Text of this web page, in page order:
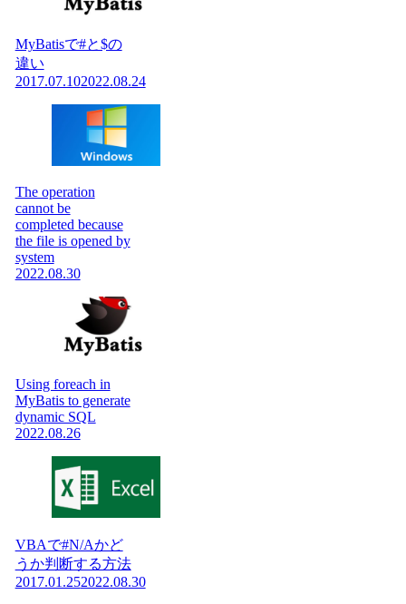
MyBatisで#と$の
違い
2017.07.102022.08.24
The operation
cannot be
completed because
the file is opened by
system
2022.08.30
Using foreach in
MyBatis to generate
dynamic SQL
2022.08.26
VBAで#N/Aかど
うか判断する方法
2017.01.252022.08.30